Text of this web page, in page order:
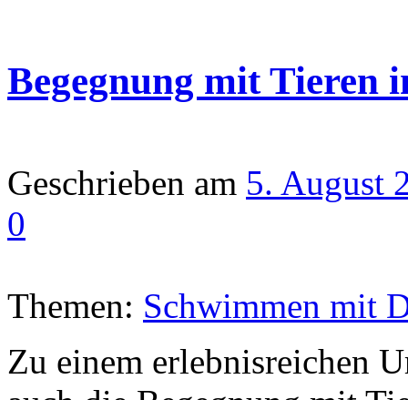
Begegnung mit Tieren
Geschrieben am 5. August
0
Themen: Schwimmen mit
Zu einem erlebnisreichen